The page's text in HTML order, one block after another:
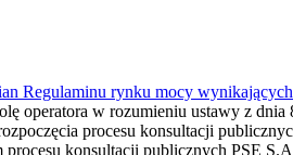
Regulaminu rynku mocy
operatora w rozumieniu ustawy z
procesu konsultacji
konsultacji publicznych PSE